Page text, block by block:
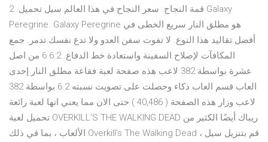
قمة النجاح. سعر النجاح في هذا العالم سيل تحميل. 2 Galaxy
Peregrine. Galaxy Peregrine هو مطلق النار سريع الخطى في
أفضل تقاليد هذا النوع. لا تفوت سفن العدو ولا تدع نفسك تدمر. جمع
المكافآت لإصلاح السفينة واستعادة خط الدفاع. 6.2 6 من اصل
عشرة بواسطة 382 لاعب هذه صفحة لعبة فقاعة مطلق النار إحدى
العاب قسم العاب ذكاء وحصلت على تصويت نسبته 6.2 بواسطة 382
لاعب وزار هذه الصفحة ( 40,486 ) حتى الان مما يعني انها لعبة رائعة
تحميل لعبة OVERKILL’S THE WALKING DEAD ريباك أيضًا الكثير من
الألعاب ، بما في ذلك Overkill’s The Walking Dead ، قم بتنزيل سيل